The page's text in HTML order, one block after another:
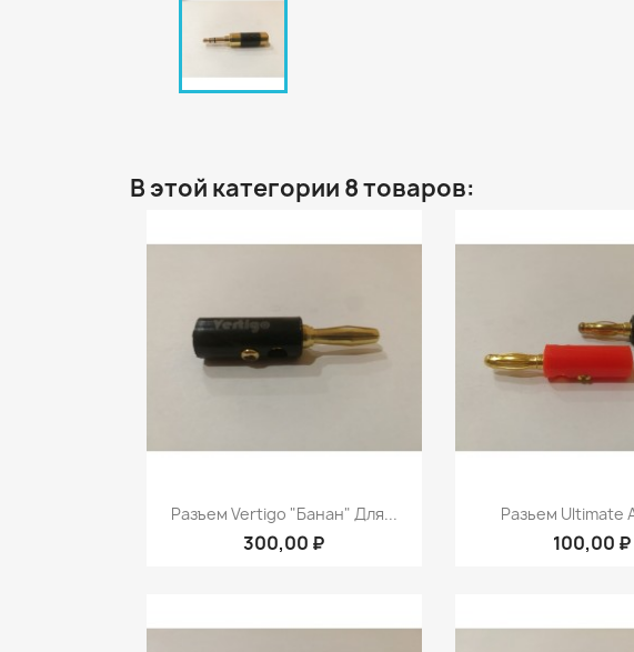
В этой категории 8 товаров:
Быстрый просмотр
Разъем Vertigo "банан" Для...
300,00 ₽
Быстрый
Разьем Ultimate
100,00 ₽